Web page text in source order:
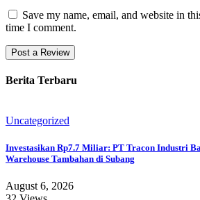
Save my name, email, and website in
time I comment.
Berita Terbaru
Uncategorized
Investasikan Rp7.7 Miliar: PT Tracon Industri
Warehouse Tambahan di Subang
August 6, 2026